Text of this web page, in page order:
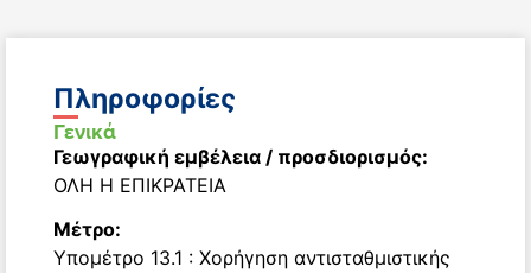
Πληροφορίες
Γενικά
Γεωγραφική εμβέλεια / προσδιορισμός:
ΟΛΗ Η ΕΠΙΚΡΑΤΕΙΑ
Μέτρο:
Υπομέτρο 13.1 : Χορήγηση αντισταθμιστικής